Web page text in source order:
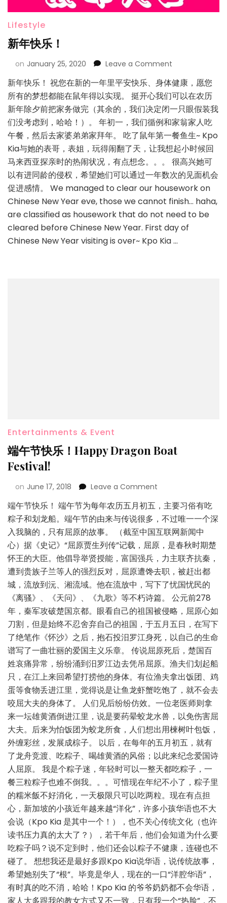
Lifestyle
新年快乐！
on January 25, 2020 Leave a Comment
新年快乐！ 祝您在新的一年里平安快乐、身体健康，愿您
所有的梦想都能在鼠年得以实现。 挺开心我们可以在农历
新年除夕前把家务做完（其余的，我们决定闭一只眼假装我
们没考虑到，哈哈！）。 年初一，我们循例和家翁家人吃
午餐，然后去家婆弟弟家拜年。 吃了鼠年第一餐鱼生~ Kpo
Kia与她的表哥，表姐，玩得闹翻了天，让我想起小时候回
马来西亚探亲时的热闹状况，有点想念。。。 很高兴她可
以有进同龄的侵权，希望她们可以通过一年数次的见面机会
促进感情。 We managed to clear our housework on
Chinese New Year eve, those we cannot finish… haha,
are classified as housework that do not need to be
cleared before Chinese New Year. First day of
Chinese New Year visiting is over~ Kpo Kia …
Entertainments & Event
端午节快乐！Happy Dragon Boat
Festival!
on June 17, 2018 Leave a Comment
端午节快乐！ 端午节为每年农历五月初五，主要习俗有吃
粽子和划龙船。端午节的由来与传说很多，不过唯一一个深
入我脑的，只有屈原的故事。 （截至中国互联网新闻中
心）据《史记》“屈原贾生列传”记载，屈原，是春秋时期楚
怀王的大臣。他倡导举贤授能，富国强兵，力主联齐抗秦，
遭到贵族子兰等人的强烈反对，屈原遭馋去职，被赶出都
城，流放到沅、湘流域。他在流放中，写下了忧国忧民的
《离骚》、《天问》、《九歌》等不朽诗篇。 公元前278
年，秦军攻破楚国京都。眼看自己的祖国被侵略，屈原心如
刀割，但是始终不忍舍弃自己的祖国，于五月五日，在写下
了绝笔作《怀沙》之后，抱石投汨罗江身死，以自己的生命
谱写了一曲壮丽的爱国主义乐章。 传说屈原死后，楚国百
姓哀痛异常，纷纷涌到汨罗江边去凭吊屈原。渔夫们划起船
只，在江上来回希望打捞他的身体。有位渔夫拿出饭团、鸡
蛋等食物丢进江里，觉得说是让鱼龙虾蟹吃饱了，就不会去
咬屈大夫的身体了。 人们见后纷纷仿效。一位老医师则拿
来一坛雄黄酒倒进江里，说是要药晕蛟龙水兽，以免伤害屈
大夫。后来为怕饭团为蛟龙所食，人们想出用楝树叶包饭，
外缠彩丝，发展成棕子。 以后，在每年的五月初五，就有
了龙舟竞渡、吃粽子、喝雄黄酒的风俗；以此来纪念爱国诗
人屈原。 我是个粽子迷，年轻时可以一整天都吃粽子，一
餐三粒粽子也难不倒我。。。可惜现在年纪不小了，粽子里
的糯米飯不好消化，一天极限只可以吃两粒。现在有点担
心，新加坡的小孩近年越来越“洋化”，许多小孩华语也不大
会说（Kpo Kia 是其中一个！），也不关心传统文化（也许
读书压力真的太大了？），若干年后，他们会知道为什么要
吃粽子吗？说不定到时，他们还会以粽子不健康，连碰也不
碰了。 想想我还是最好多跟Kpo Kia说华语，说传统故事，
希望她别失了“根”。毕竟是华人，现在的一口“洋腔华语”，
有时真的吃不消，哈哈！Kpo Kia 的爷爷奶奶都不会华语，